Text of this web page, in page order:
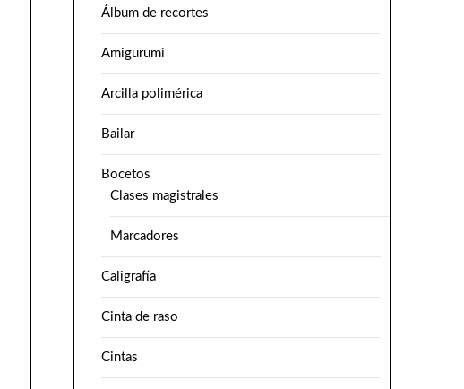
Álbum de recortes
Amigurumi
Arcilla polimérica
Bailar
Bocetos
Clases magistrales
Marcadores
Caligrafía
Cinta de raso
Cintas